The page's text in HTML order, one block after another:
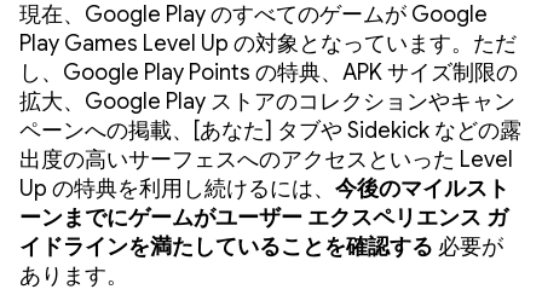
現在、Google Play のすべてのゲームが Google
Play Games Level Up の対象となっています。ただ
し、Google Play Points の特典、APK サイズ制限の
拡大、Google Play ストアのコレクションやキャン
ペーンへの掲載、[あなた] タブや Sidekick などの露
出度の高いサーフェスへのアクセスといった Level
Up の特典を利用し続けるには、 今後のマイルスト
ーンまでにゲームがユーザー エクスペリエンス ガ
イドラインを満たしていることを確認する 必要が
あります。